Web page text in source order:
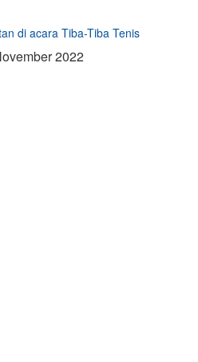
di acara Tiba-Tiba Tenis
2022